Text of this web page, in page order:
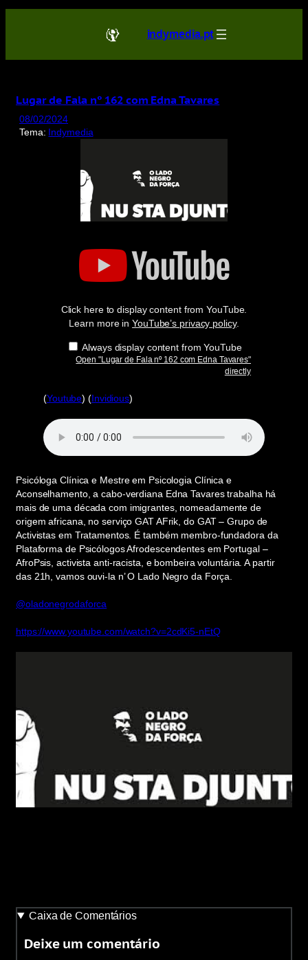
Saltar
conteúdo
indymedia.pt
Lugar de Fala nº 162 com Edna Tavares
08/02/2024
Tema: Indymedia
Edna
Tavares"
YouTube
Click here to display content from YouTube.
Learn more inYouTube’s privacy policy.
Always display content from YouTube
Open "Lugar de Fala nº 162 com Edna Tavares"
directly
(Youtube) (Invidious)
Psicóloga Clínica e Mestre em Psicologia Clínica e
Aconselhamento, a cabo-verdiana Edna Tavares trabalha há
mais de uma década com imigrantes, nomeadamente de
origem africana, no serviço GAT AFrik, do GAT – Grupo de
Activistas em Tratamentos. É também membro-fundadora da
Plataforma de Psicólogos Afrodescendentes em Portugal –
AfroPsis, activista anti-racista, e bombeira voluntária. A partir
das 21h, vamos ouvi-la n’ O Lado Negro da Força.
@oladonegrodaforca
https://www.youtube.com/watch?v=2cdKi5-nEtQ
Caixa de Comentários
Deixe um comentário